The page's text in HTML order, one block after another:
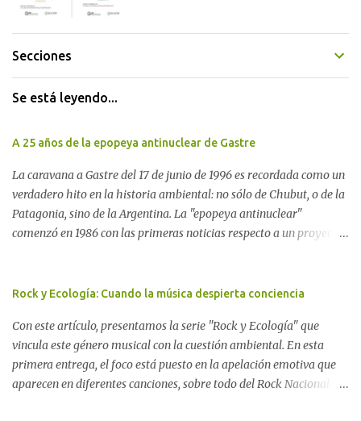
Secciones
Se está leyendo...
A 25 años de la epopeya antinuclear de Gastre
La caravana a Gastre del 17 de junio de 1996 es recordada como un
verdadero hito en la historia ambiental: no sólo de Chubut, o de la
Patagonia, sino de la Argentina. La "epopeya antinuclear"
comenzó en 1986 con las primeras noticias respecto a un proyecto
proyecto legislativo nacional al respecto. En este artículo, la
Movimiento Antinuclear de Chubut (MACH) liderada por Javier
Rodríguez Pardo, como una lección de rebelión democrática
territorial frente a las imposiciones de la tecnocracia nuclear
globalizada. Dossier N° 3 "La crisis nuclear en el mundo. A 10 años
Rock y Ecología: Cuando la música despierta conciencia
Con este artículo, presentamos la serie "Rock y Ecología" que
vincula este género musical con la cuestión ambiental. En esta
primera entrega, el foco está puesto en la apelación emotiva que
aparecen en diferentes canciones, sobre todo del Rock Nacional.